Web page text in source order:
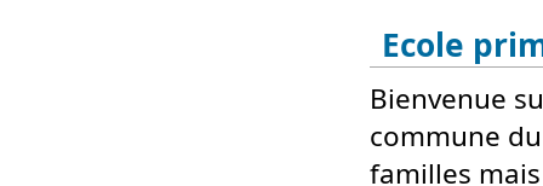
Ecole
Bienvenue
commune
familles